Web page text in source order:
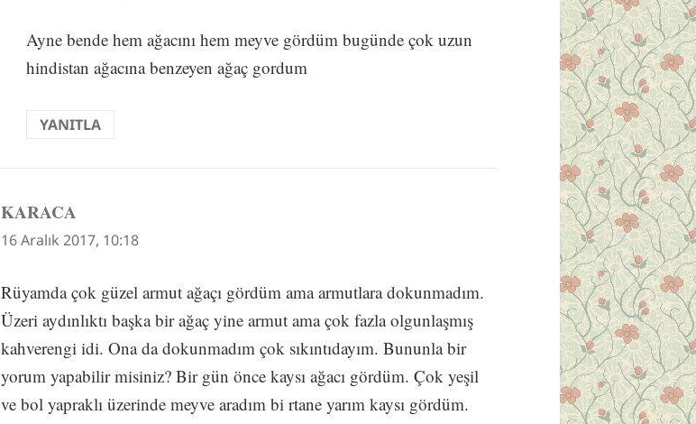
Ayne bende hem ağacını hem meyve gördüm bugünde çok uzun
hindistan ağacına benzeyen ağaç gordum
YANITLA
KARACA
ki:
16 Aralık 2017, 10:18
Rüyamda çok güzel armut ağaçı gördüm ama armutlara dokunmadım.
Üzeri aydınlıktı başka bir ağaç yine armut ama çok fazla olgunlaşmış
kahverengi idi. Ona da dokunmadım çok sıkıntıdayım. Bununla bir
yorum yapabilir misiniz? Bir gün önce kaysı ağacı gördüm. Çok yeşil
ve bol yapraklı üzerinde meyve aradım bi rtane yarım kaysı gördüm.